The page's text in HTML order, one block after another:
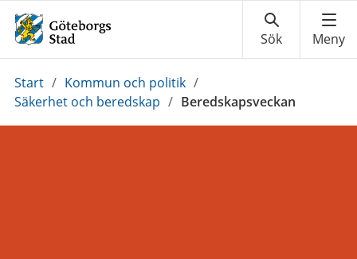
Du
är
Start / Kommun och politik /
Säkerhet och beredskap / Beredskapsveckan